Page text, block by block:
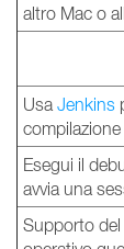
altro Mac o
Usa Jenkins
Esegui il
avvia una
Supporto